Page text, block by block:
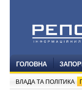
ГОЛОВНА
ВЛАДА ТА ПОЛІТИКА